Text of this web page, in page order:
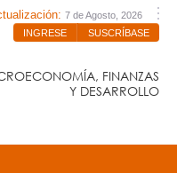
7 de Agosto, 2026
INGRESE
SUSCRÍBASE
FINANZAS
Y DESARROLLO